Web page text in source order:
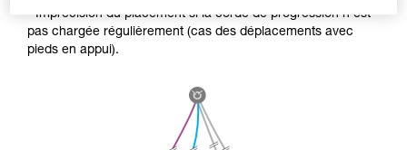
- Imprécision du placement si la corde de progression n’est
pas chargée régulièrement (cas des déplacements avec
pieds en appui).